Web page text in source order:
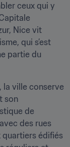
ceux qui y
Nice vit
qui s’est
partie du
la ville conserve
son
de
des rues
quartiers édifiés